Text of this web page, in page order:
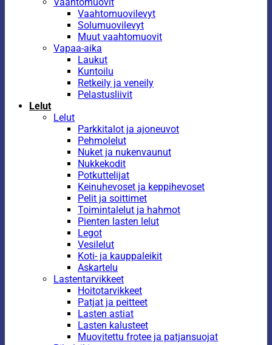
Vaahtomuovilevyt
Solumuovilevyt
Muut vaahtomuovit
Vapaa-aika
Laukut
Kuntoilu
Retkeily ja veneily
Pelastusliivit
Lelut
Lelut
Parkkitalot ja ajoneuvot
Pehmolelut
Nuket ja nukenvaunut
Nukkekodit
Potkuttelijat
Keinuhevoset ja keppihevoset
Pelit ja soittimet
Toimintalelut ja hahmot
Pienten lasten lelut
Legot
Vesilelut
Koti- ja kauppaleikit
Askartelu
Lastentarvikkeet
Hoitotarvikkeet
Patjat ja peitteet
Lasten astiat
Lasten kalusteet
Muovitettu frotee ja patjansuojat